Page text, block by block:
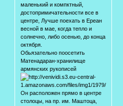
маленький и компктный,
достопримичательности все в
центре, Лучше поехать в Ереан
весной в мае, когда тепло и
солнечно, либо осенью, до конца
октября.
Обьязательно поосетить
Матенадаран-хранилище
армянских рукописей
Oн расположен прямо в центре
столоцы, на пр. им. Маштоца,